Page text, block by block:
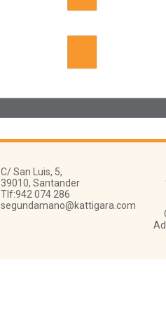
C/ San Luis, 5,
39010, Santander
Tlf:942 074 286
segundamano@kattigara.com